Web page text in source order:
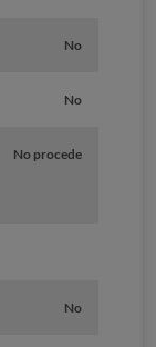
No
No
No procede
No